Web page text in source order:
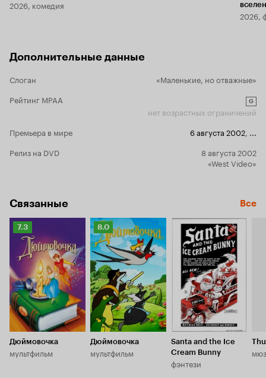
2026, комедия
2026,
Дополнительные данные
Слоган
«Маленькие, но отважные»
Рейтинг MPAA
G
нет возрастных ограничений
Премьера в мире
6 августа 2002, ...
Релиз на DVD
8 августа 2002
«West Video»
Связанные Все
Рейтинг
Кинопоиска
7.3
7.3
Дюймовочка
мультфильм
Рейтинг
Кинопоиска
8.0
8.0
Дюймовочка
мультфильм
Santa and the Ice
Cream Bunny
фэнтези